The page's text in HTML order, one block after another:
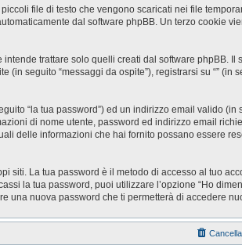
file di testo che vengono scaricati nei file
dal software phpBB. Un terzo cookie
trattare solo quelli creati dal software phpBB. Il
seguito “messaggi da ospite”), registrarsi su “” (in
“la tua password”) ed un indirizzo email valido (in
di nome utente, password ed indirizzo email
delle informazioni che hai fornito possano essere
La tua password è il metodo di accesso al tuo
la tua password, puoi utilizzare l’opzione “Ho
una nuova password che ti permetterà di accedere